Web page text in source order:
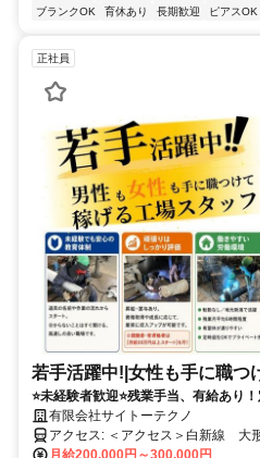
ブランクOK
育休あり 長期歓迎 ピアスOK
正社員
若手活躍中!|女性も手に職つ
⭐未経験者歓迎⭐残業手当、有給あり
プライベート充実！自分らしく働ける
有限会社サイトーテクノ
アクセス: ＜アクセス＞白新
月給200,000円～300,000円